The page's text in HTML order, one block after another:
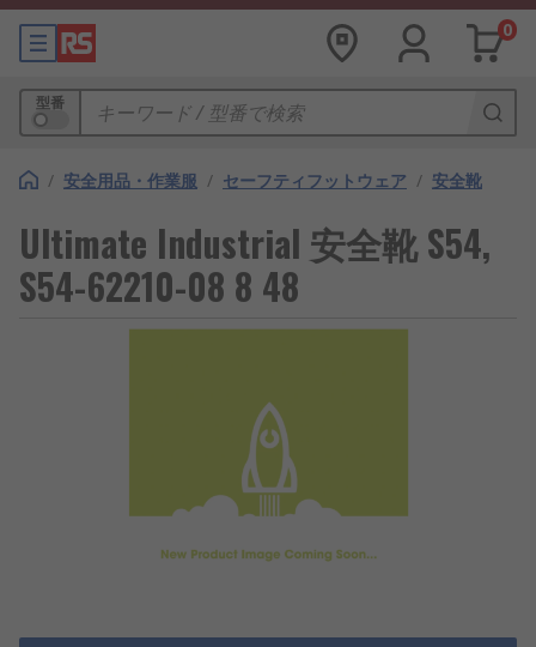
0
型番
/ 安全用品・作業服 / セーフティフットウェア / 安全靴
Ultimate Industrial 安全靴 S54,
S54-62210-08 8 48